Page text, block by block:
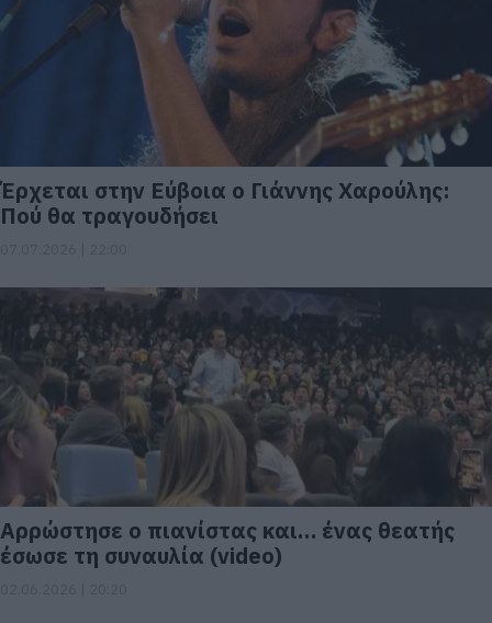
Έρχεται στην Εύβοια ο Γιάννης Χαρούλης:
Πού θα τραγουδήσει
Αρρώστησε ο πιανίστας και… ένας θεατής
έσωσε τη συναυλία (video)